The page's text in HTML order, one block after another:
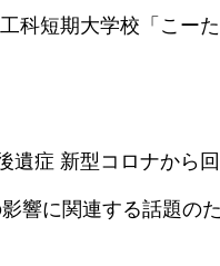
科短期大学校「こー
遺症 新型コロナから
響に関連する話題の